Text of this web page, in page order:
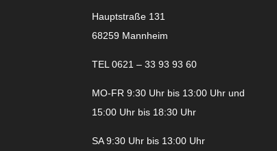
Hauptstraße 131
68259 Mannheim
TEL 0621 – 33 93 93 60
MO-FR 9:30 Uhr bis 13:00 Uhr und
15:00 Uhr bis 18:30 Uhr
SA 9:30 Uhr bis 13:00 Uhr